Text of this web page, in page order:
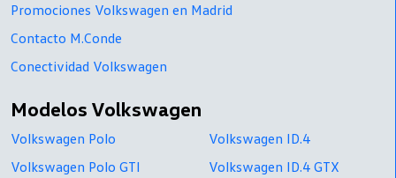
Promociones Volkswagen en Madrid
Contacto M.Conde
Conectividad Volkswagen
Modelos Volkswagen
Volkswagen Polo
Volkswagen Polo GTI
Volkswagen ID.4
Volkswagen ID.4 GTX